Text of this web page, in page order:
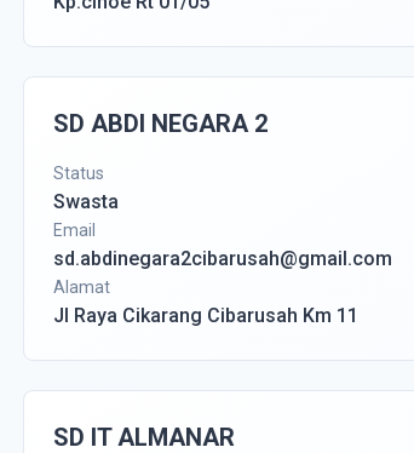
SD ABDI NEGARA 2
Status
Swasta
Email
sd.abdinegara2cibarusah@gmail.com
Alamat
Jl Raya Cikarang Cibarusah Km 11
SD IT ALMANAR